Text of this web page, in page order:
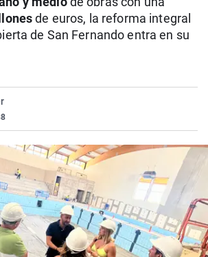
La rosa de los vientos
Gente viajera
Caso
Retornados
Operación Viuda
Extremadura
Galicia
Navarra
Virales
Televisión
de euros, la reforma integral
de San Fernando entra en su